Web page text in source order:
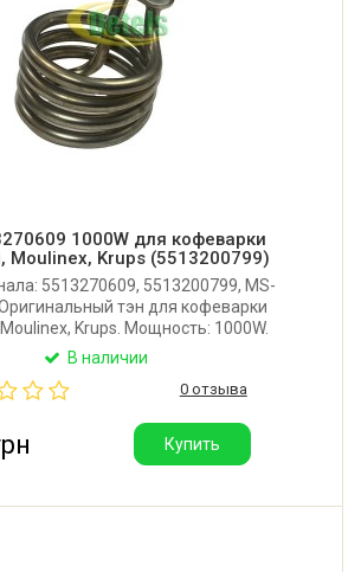
1000W для кофеварки
Moulinex, Krups (5513200799)
5513270609, 5513200799, MS-
тэн для кофеварки
Krups. Мощность: 1000W.
Производитель: Италия.
В наличии
0 отзыва
Купить